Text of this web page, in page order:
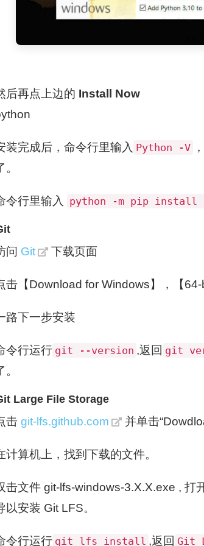
后再点上边的 Install Now
装完成后，命令行里输入 Python -V
。
令行里输入 python -m pip install
问 Git 下载页面
击【Download for Windows】，【
路下一步安装
令行运行 git --version ,返回 git
。
Large File Storage
击 git-lfs.github.com 并单击
计算机上，找到下载的文件。
击文件 git-lfs-windows-3.X.X.exe , 打
以安装 Git LFS。
令行运行 git lfs install ,返回 Git